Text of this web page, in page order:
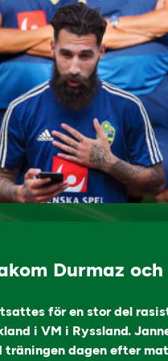
Durmaz
för en stor del
i VM i Ryssland.
träningen dagen efter